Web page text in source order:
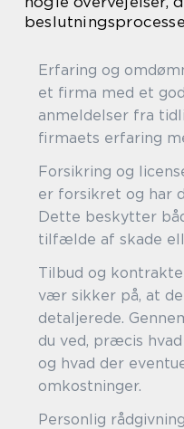
Erfaring og
et firma med et
anmeldelser fra
firmaets erfaring
Forsikring og
er forsikret og har
Dette beskytter
tilfælde af skade
Tilbud og
vær sikker på, at
detaljerede.
du ved, præcis
og hvad der
omkostninger.
Personlig